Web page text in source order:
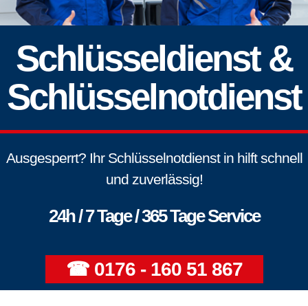
Schlüsseldienst &
Schlüsselnotdienst
Ausgesperrt? Ihr Schlüsselnotdienst in hilft schnell
und zuverlässig!
24h / 7 Tage / 365 Tage Service
☎ 0176 - 160 51 867